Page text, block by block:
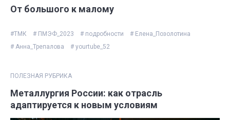
От большого к малому
#ТМК # ПМЭФ_2023 # подробности
# Елена_Позолотина
# Анна_Трепалова
# yourtube_52
ПОЛЕЗНАЯ РУБРИКА
Металлургия России: как отрасль
адаптируется к новым условиям